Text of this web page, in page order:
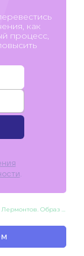
как
процесс,
М.Ю. Лермонтов. Образ поэта-пророка в лирике: «Смерть поэта», «Поэт», «Пророк»